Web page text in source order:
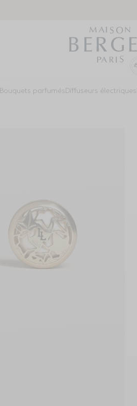
Bouquets parfumés Diffuseurs électriques